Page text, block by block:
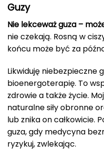
Guzy
Nie lekceważ guza –
nie czekają. Rosną w
końcu może być za
Likwiduję niebezpieczne
bioenergoterapię. To
zdrowie a także życie.
naturalne siły obronne
lub znika on całkowicie.
guza, gdy medycyna
ryzykuj, zwlekając.